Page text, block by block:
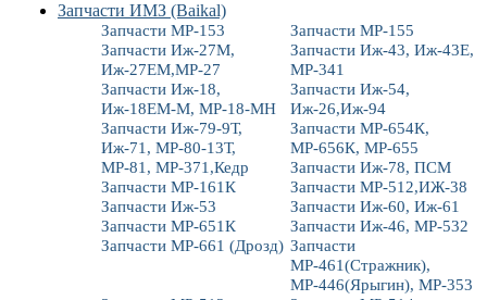
Запчасти ИМЗ (Baikal)
Запчасти МР-153
Запчасти МР-155
Запчасти Иж-27М,
Иж-27ЕМ,МР-27
Запчасти Иж-43, Иж-43Е,
МР-341
Запчасти Иж-18,
Иж-18ЕМ-М, МР-18-МН
Запчасти Иж-54,
Иж-26,Иж-94
Запчасти Иж-79-9Т,
Иж-71, МР-80-13Т,
МР-81, МР-371,Кедр
Запчасти МР-654К,
МР-656К, МР-655
Запчасти Иж-78, ПСМ
Запчасти МР-161К
Запчасти МР-512,ИЖ-38
Запчасти Иж-53
Запчасти Иж-60, Иж-61
Запчасти МР-651К
Запчасти Иж-46, МР-532
Запчасти МР-661 (Дрозд) Запчасти
МР-461(Стражник),
МР-446(Ярыгин), МР-353